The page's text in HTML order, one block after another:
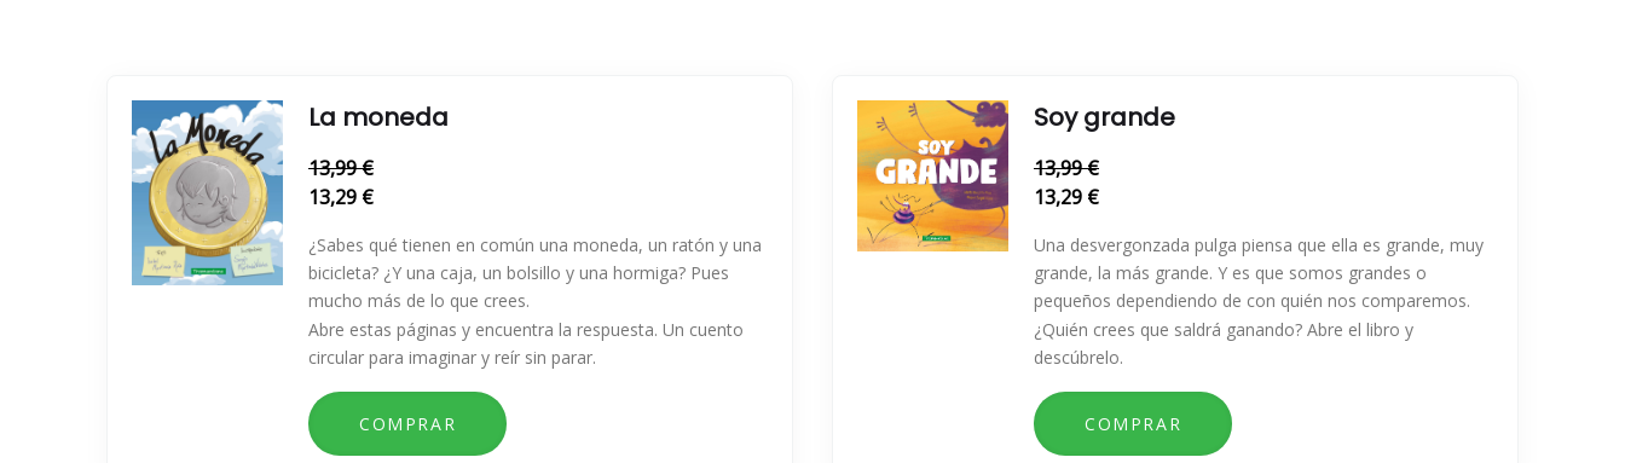
La moneda
13,99 €
13,29 €
¿Sabes qué tienen en común una moneda, un ratón y una
bicicleta? ¿Y una caja, un bolsillo y una hormiga? Pues
mucho más de lo que crees.
Abre estas páginas y encuentra la respuesta. Un cuento
circular para imaginar y reír sin parar.
Soy grande
13,99 €
13,29 €
Una desvergonzada pulga piensa que ella es grande, muy
grande, la más grande. Y es que somos grandes o
pequeños dependiendo de con quién nos comparemos.
¿Quién crees que saldrá ganando? Abre el libro y
descúbrelo.